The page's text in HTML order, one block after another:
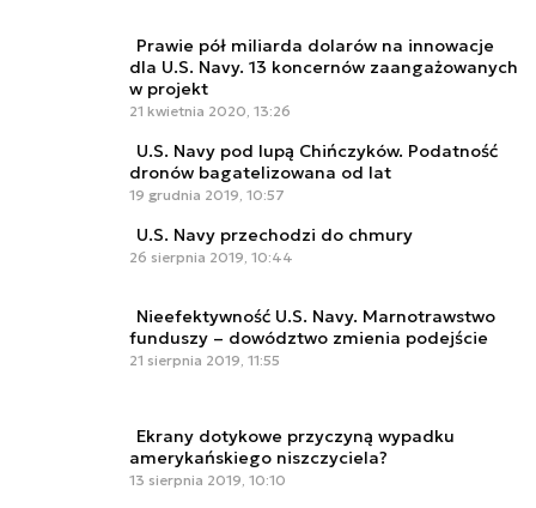
Prawie pół miliarda dolarów na innowacje
dla U.S. Navy. 13 koncernów zaangażowanych
w projekt
21 kwietnia 2020, 13:26
U.S. Navy pod lupą Chińczyków. Podatność
dronów bagatelizowana od lat
19 grudnia 2019, 10:57
U.S. Navy przechodzi do chmury
26 sierpnia 2019, 10:44
Nieefektywność U.S. Navy. Marnotrawstwo
funduszy – dowództwo zmienia podejście
21 sierpnia 2019, 11:55
Ekrany dotykowe przyczyną wypadku
amerykańskiego niszczyciela?
13 sierpnia 2019, 10:10